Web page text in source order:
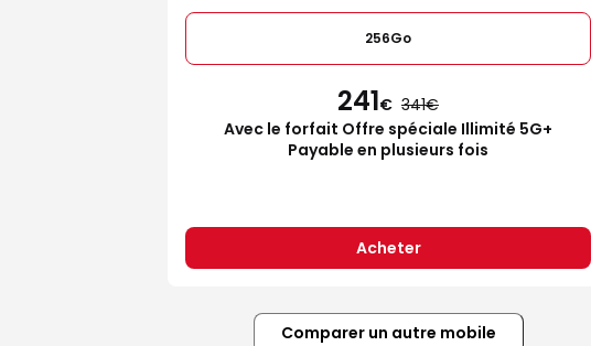
256Go
241€ 341
Avec le forfait Offre spéciale Illimité 5G+
Payable en plusieurs fois
Acheter
Comparer un autre mobile